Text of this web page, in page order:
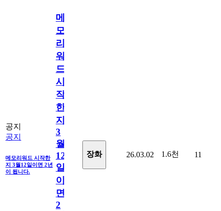
공지
공지
메모리워드 시작한
지 3월12일이면 2년
이 됩니다.
메
모
리
워
드
시
작
한
지
3
월
12
일
이
면
2
장화 26.03.02 1.6천 11